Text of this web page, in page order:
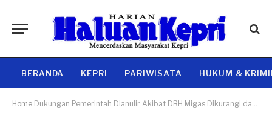
BERANDA KEPRI PARIWISATA HUKUM &
Home Dukungan Pemerintah Dianulir Akibat DBH Migas Dikurangi dan Kebijakan Efisiensi, FKUB Natuna Sekedar Bangun Literasi